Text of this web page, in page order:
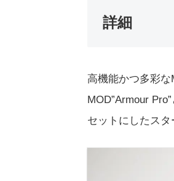
詳細
高機能かつ多彩な
MOD”Armour
セットにしたスタ